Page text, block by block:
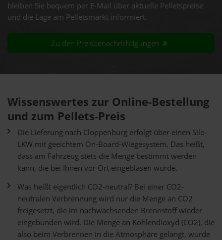
bleiben Sie bequem per E-Mail über aktuelle Pelletspreise
und die Lage am Pelletsmarkt informiert.
Zu den Preisbenachrichtigungen
Wissenswertes zur Online-Bestellung
und zum Pellets-Preis
Die Lieferung nach Cloppenburg erfolgt über einen Silo-
LKW mit geeichtem On-Board-Wiegesystem. Das heißt,
dass am Fahrzeug stets die Menge bestimmt werden
kann, die bei Ihnen vor Ort eingeblasen wurde.
Was heißt eigentlich CO2-neutral? Bei einer CO2-
neutralen Verbrennung wird nur die Menge an CO2
freigesetzt, die im nachwachsenden Brennstoff wieder
eingebunden wird. Die Menge an Kohlendioxyd (CO2), die
also beim Verbrennen in die Atmosphäre gelangt, wurde